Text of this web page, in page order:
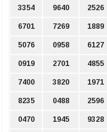
3354 9640 2526
6701 7269 1889
5076 0958 6127
0919 2701 4855
7400 3820 1971
8235 0488 2596
0470 1945 9328